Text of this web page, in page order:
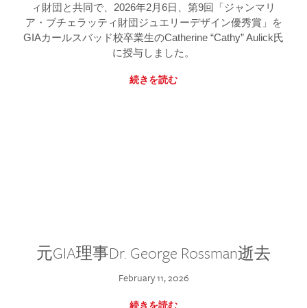
ィ財団と共同で、2026年2月6日、第9回「ジャンマリ
ア・ブチェラッティ財団ジュエリーデザイン優秀賞」を
GIAカールスバッド校卒業生のCatherine “Cathy” Aulick氏
に授与しました。
続きを読む
元GIA理事Dr. George Rossman逝去
February 11, 2026